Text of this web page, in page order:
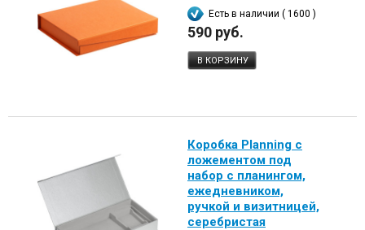
Есть в наличии ( 1600 )
590 руб.
В КОРЗИНУ
Коробка Planning с
ложементом под
набор с планингом,
ежедневником,
ручкой и визитницей,
серебристая